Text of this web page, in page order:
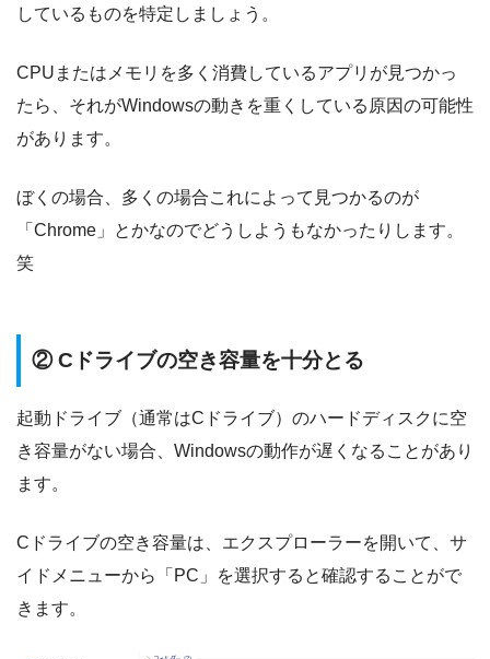
しているものを特定しましょう。
CPUまたはメモリを多く消費しているアプリが見つかっ
たら、それがWindowsの動きを重くしている原因の可能性
があります。
ぼくの場合、多くの場合これによって見つかるのが
「Chrome」とかなのでどうしようもなかったりします。
笑
② Cドライブの空き容量を十分とる
起動ドライブ（通常はCドライブ）のハードディスクに空
き容量がない場合、Windowsの動作が遅くなることがあり
ます。
Cドライブの空き容量は、エクスプローラーを開いて、サ
イドメニューから「PC」を選択すると確認することがで
きます。